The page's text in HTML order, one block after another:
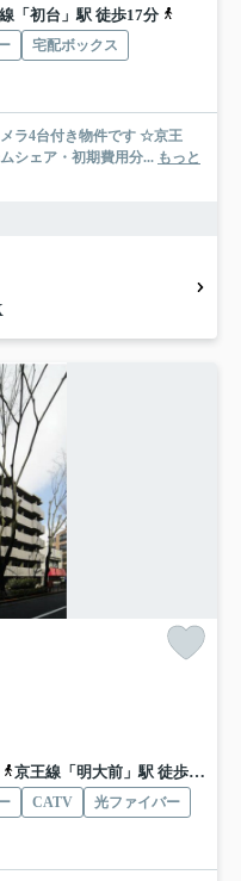
「初台」駅 徒歩17分
宅配ボックス
ラ4台付き物件です ☆京王
シェア・初期費用分... もっと
京王線「明大前」駅 徒歩4分
CATV
光ファイバー